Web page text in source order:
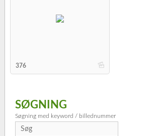
b
376
SØGNING
Søgning med keyword / billednummer